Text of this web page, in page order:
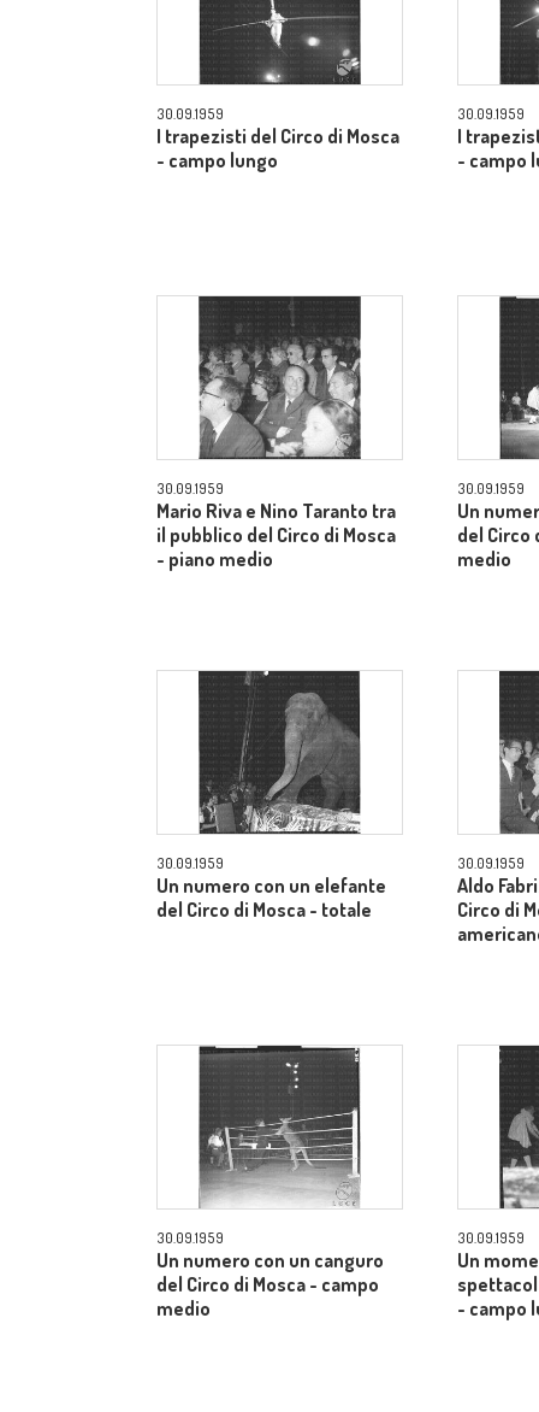
30.09.1959
I trapezisti del Circo di Mosca
- campo lungo
30.09.1959
I
- campo
30.09.1959
Mario Riva e Nino Taranto tra
il pubblico del Circo di Mosca
- piano medio
30.09.1959
Un
del Circo
medio
30.09.1959
Un numero con un elefante
del Circo di Mosca - totale
30.09.1959
Aldo
Circo di
30.09.1959
Un numero con un canguro
del Circo di Mosca - campo
medio
30.09.1959
Un
- campo